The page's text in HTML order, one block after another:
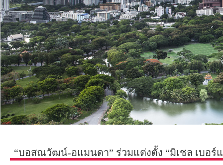
“บอสณวัฒน์-อแมนดา” ร่วมแต่งตั้ง “มิเชล เบอร์